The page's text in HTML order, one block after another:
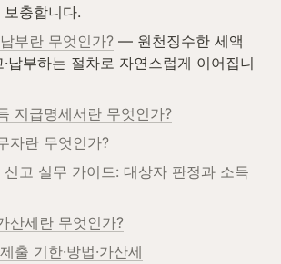
충합니다.
부란 무엇인가? — 원천징수한 세액
납부하는 절차로 자연스럽게 이어집니
지급명세서란 무엇인가?
자란 무엇인가?
신고 실무 가이드: 대상자 판정과 소득
산세란 무엇인가?
출 기한·방법·가산세